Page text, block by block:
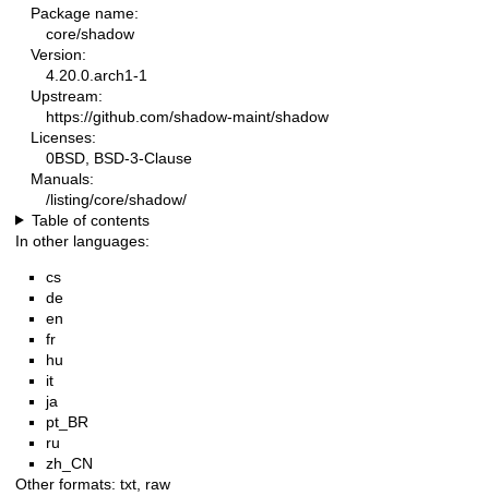
Package name:
core/shadow
Version:
4.20.0.arch1-1
Upstream:
https://github.com/shadow-maint/shadow
Licenses:
0BSD, BSD-3-Clause
Manuals:
/listing/core/shadow/
Table of contents
In other languages:
cs
de
en
fr
hu
it
ja
pt_BR
ru
zh_CN
Other formats: txt raw